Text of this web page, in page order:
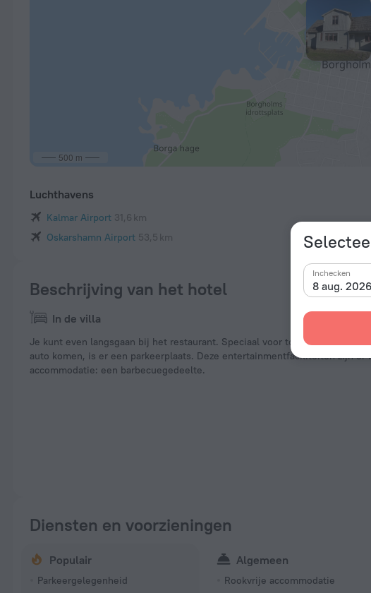
8 aug. 2026
Inchecken
500 m
Luchthavens
Kalmar Airport 31,6 km
Oskarshamn Airport 53,5 km
Beschrijving van het hotel
In de villa
Je kunt even langsgaan bij het restaurant. Speciaal voor toeristen die met de
auto komen, is er een parkeerplaats. Deze entertainmentfaciliteiten zijn er
accommodatie: een barbecuegedeelte.
Diensten en voorzieningen
Populair
Parkeergelegenheid
Algemeen
Rookvrije accommodatie